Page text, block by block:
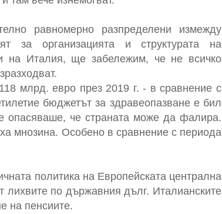
равномерно разпределени измежду
за организацията и структурата на
на Италия, ще забележим, че не всичко
млрд. евро през 2019 г. - в сравнение с
бюджетът за здравеопазване е бил
опасяваше, че страната може да фалира.
мнозина. Особено в сравнение с периода
политика на Европейската централна
лихвите по държавния дълг. Италианските
на пенсиите.